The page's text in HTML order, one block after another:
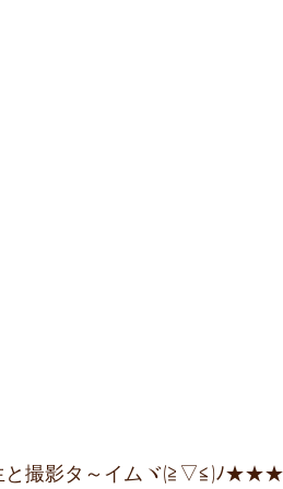
と撮影タ～イムヾ(≧▽≦)ﾉ